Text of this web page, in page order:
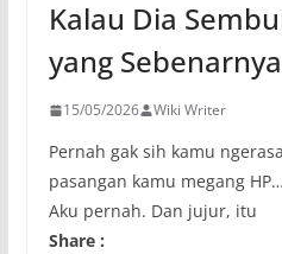
Kalau Dia
yang
15/05/2026 Wiki Writer
Pernah gak sih kamu
pasangan kamu megang
Aku pernah. Dan jujur, itu
Share :